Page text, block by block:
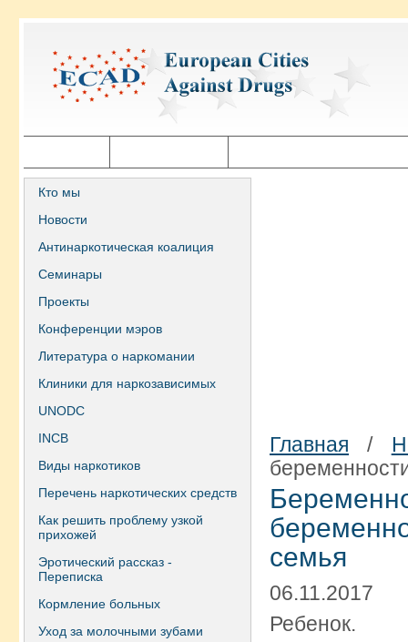
Кто мы
Новости
Антинаркотическая коалиция
Семинары
Проекты
Конференции мэров
Литература о наркомании
Клиники для наркозависимых
UNODC
INCB
Виды наркотиков
Перечень наркотических средств
Как решить проблему узкой
прихожей
Эротический рассказ -
Переписка
Кормление больных
Уход за молочными зубами
Главная /
семья
06.11.2017
Ребенок.